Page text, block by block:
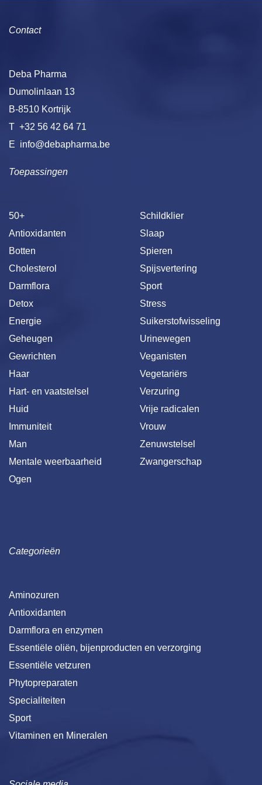
Toepassingen
50+
Antioxidanten
Botten
Cholesterol
Darmflora
Detox
Energie
Geheugen
Gewrichten
Haar
Hart- en vaatstelsel
Huid
Immuniteit
Man
Mentale weerbaarheid
Ogen
Schildklier
Slaap
Spieren
Spijsvertering
Sport
Stress
Suikerstofwisseling
Urinewegen
Veganisten
Vegetariërs
Verzuring
Vrije radicalen
Vrouw
Zenuwstelsel
Zwangerschap
Contact
Deba Pharma
Dumolinlaan 13
B-8510 Kortrijk
T +32 56 42 64 71
E info@debapharma.be
Categorieën
Aminozuren
Antioxidanten
Darmflora en enzymen
Essentiële oliën, bijenproducten en verzorging
Essentiële vetzuren
Phytopreparaten
Specialiteiten
Sport
Vitaminen en Mineralen